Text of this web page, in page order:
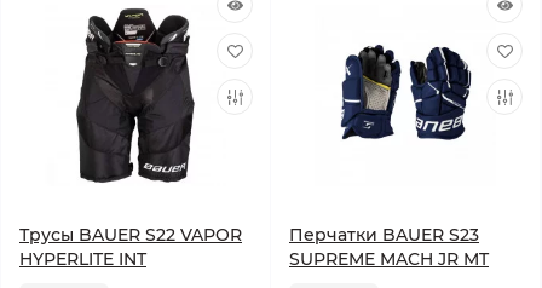
Трусы BAUER S22 VAPOR
HYPERLITE INT
Перчатки BAUER S23
SUPREME MACH JR MT